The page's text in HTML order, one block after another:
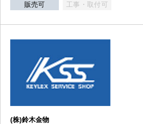
販売可 工事・取付可
(株)鈴木金物